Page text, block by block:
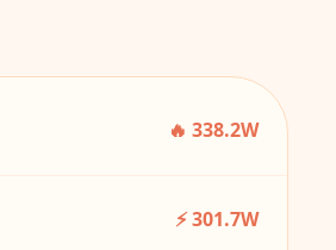
🔥 338.2W
⚡ 301.7W